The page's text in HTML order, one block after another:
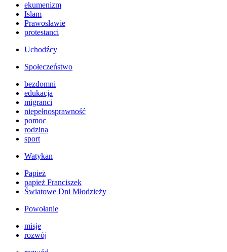
ekumenizm
Islam
Prawosławie
protestanci
Uchodźcy
Społeczeństwo
bezdomni
edukacja
migranci
niepełnosprawność
pomoc
rodzina
sport
Watykan
Papież
papież Franciszek
Światowe Dni Młodzieży
Powołanie
misje
rozwój